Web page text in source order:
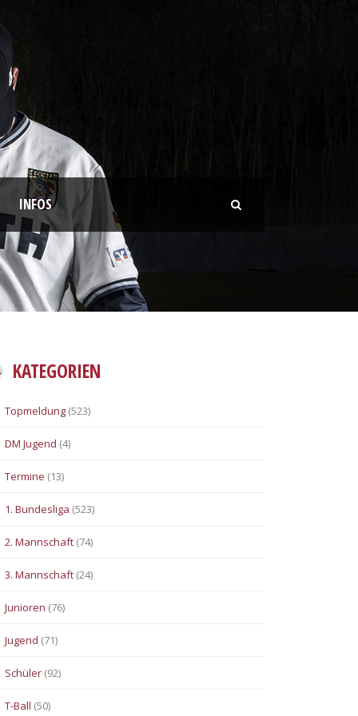
INFOS
KATEGORIEN
Topmeldung (523)
DM Jugend (4)
Termine (13)
1. Bundesliga (523)
2. Mannschaft (74)
3. Mannschaft (24)
Junioren (76)
Jugend (71)
Schüler (92)
T-Ball (50)